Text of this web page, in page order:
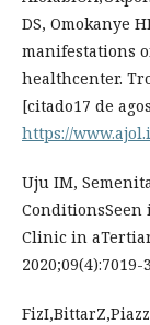
DS, Omokanye
manifestations
healthcenter.
[citado17 de
https://
Uju IM,
Clinic in
2020;09(4):7019-